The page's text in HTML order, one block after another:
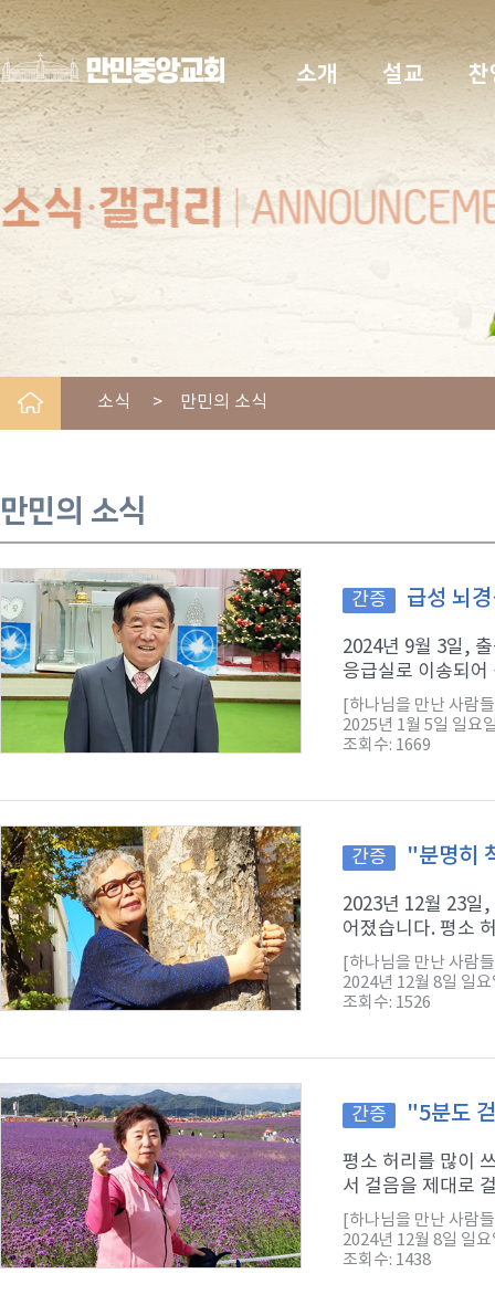
소개 설교 찬
소식 > 만민의 소식
만민의 소식
간증 급성 뇌
2024년 9월 3일,
응급실로 이송되
[하나님을 만난 사람
2025년 1월 5일 일요
조회수: 1669
간증 "분명히
2023년 12월 23일
어졌습니다. 평소
[하나님을 만난 사람
2024년 12월 8일 일요
조회수: 1526
간증 "5분도
평소 허리를 많이
서 걸음을 제대로
[하나님을 만난 사람
2024년 12월 8일 일요
조회수: 1438